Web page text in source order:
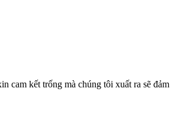
cam kết trống mà chúng tôi xuất ra sẽ đảm